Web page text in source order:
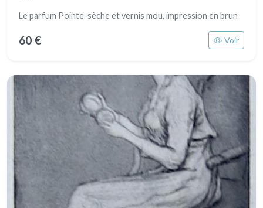
Le parfum Pointe-sèche et vernis mou, impression en brun
60 € Voir